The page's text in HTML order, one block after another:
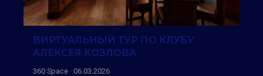
ВИРТУАЛЬНЫЙ ТУР ПО КЛУБУ
АЛЕКСЕЯ КОЗЛОВА
360 Space · 06.03.2026